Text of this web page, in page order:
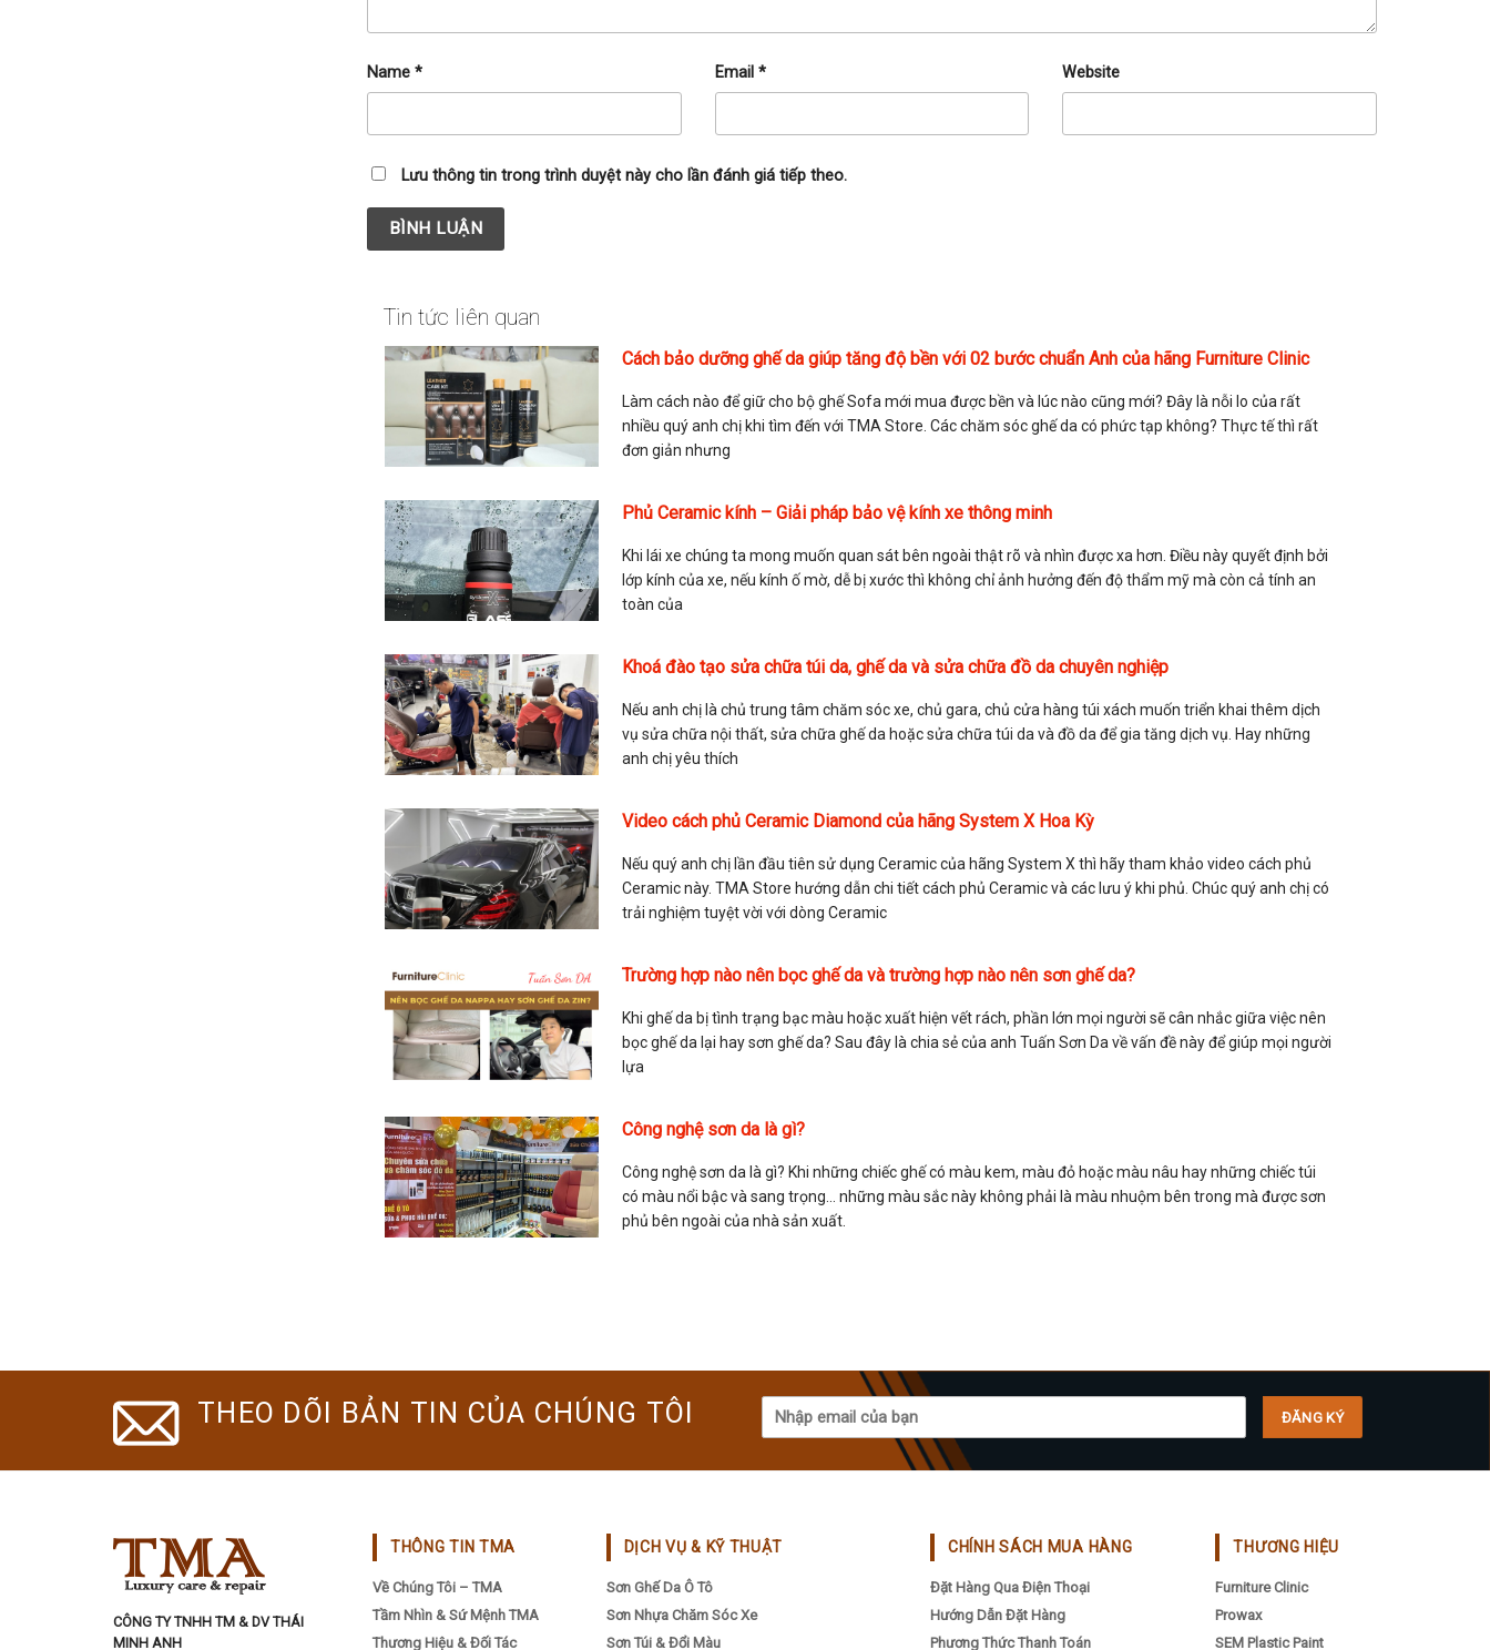
Name* Email * Website
Lưu thông tin trong trình duyệt này cho lần đánh giá tiếp theo.
Tin tức liên quan
Cách bảo dưỡng ghế da giúp tăng độ bền với 02 bước chuẩn Anh của hãng Furniture Clinic
Làm cách nào để giữ cho bộ ghế Sofa mới mua được bền và lúc nào cũng mới? Đây là nỗi lo của rất
nhiều quý anh chị khi tìm đến với TMA Store. Các chăm sóc ghế da có phức tạp không? Thực tế thì rất
đơn giản nhưng
Phủ Ceramic kính – Giải pháp bảo vệ kính xe thông minh
Khi lái xe chúng ta mong muốn quan sát bên ngoài thật rõ và nhìn được xa hơn. Điều này quyết định bởi
lớp kính của xe, nếu kính ố mờ, dễ bị xước thì không chỉ ảnh hưởng đến độ thẩm mỹ mà còn cả tính an
toàn của
Khoá đào tạo sửa chữa túi da, ghế da và sửa chữa đồ da chuyên nghiệp
Nếu anh chị là chủ trung tâm chăm sóc xe, chủ gara, chủ cửa hàng túi xách muốn triển khai thêm dịch
vụ sửa chữa nội thất, sửa chữa ghế da hoặc sửa chữa túi da và đồ da để gia tăng dịch vụ. Hay những
anh chị yêu thích
Video cách phủ Ceramic Diamond của hãng System X Hoa Kỳ
Nếu quý anh chị lần đầu tiên sử dụng Ceramic của hãng System X thì hãy tham khảo video cách phủ
Ceramic này. TMA Store hướng dẫn chi tiết cách phủ Ceramic và các lưu ý khi phủ. Chúc quý anh chị có
trải nghiệm tuyệt vời với dòng Ceramic
Trường hợp nào nên bọc ghế da và trường hợp nào nên sơn ghế da?
Khi ghế da bị tình trạng bạc màu hoặc xuất hiện vết rách, phần lớn mọi người sẽ cân nhắc giữa việc nên
bọc ghế da lại hay sơn ghế da? Sau đây là chia sẻ của anh Tuấn Sơn Da về vấn đề này để giúp mọi người
lựa
Công nghệ sơn da là gì?
Công nghệ sơn da là gì? Khi những chiếc ghế có màu kem, màu đỏ hoặc màu nâu hay những chiếc túi
có màu nổi bậc và sang trọng… những màu sắc này không phải là màu nhuộm bên trong mà được sơn
phủ bên ngoài của nhà sản xuất.
THEO DÕI BẢN TIN CỦA CHÚNG TÔI
CÔNG TY TNHH TM & DV THÁI
MINH ANH
THÔNG TIN TMA
Về Chúng Tôi – TMA
Tầm Nhìn & Sứ Mệnh TMA
Thương Hiệu & Đối Tác
DỊCH VỤ & KỸ THUẬT
Sơn Ghế Da Ô Tô
Sơn Nhựa Chăm Sóc Xe
Sơn Túi & Đổi Màu
CHÍNH SÁCH MUA HÀNG
Đặt Hàng Qua Điện Thoại
Hướng Dẫn Đặt Hàng
Phương Thức Thanh Toán
THƯƠNG HIỆU
Furniture Clinic
Prowax
SEM Plastic Paint